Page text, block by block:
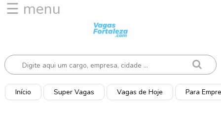
☰ menu
í
c
i
o
Início Super Vagas Vagas de Hoje Para